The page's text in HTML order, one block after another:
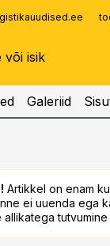
Galeriid
Artikkel on enam
ei uuenda ega
tutvumine